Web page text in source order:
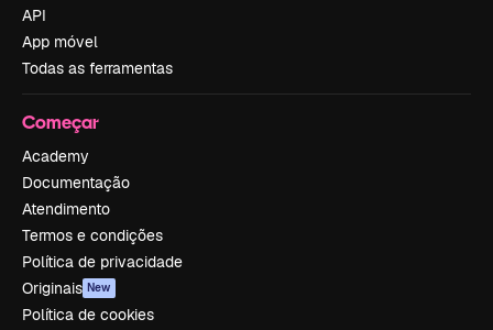
API
App móvel
Todas as ferramentas
Começar
Academy
Documentação
Atendimento
Termos e condições
Política de privacidade
Originais New
Política de cookies